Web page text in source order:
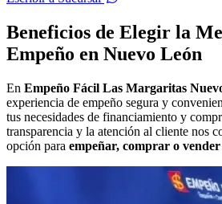
Beneficios de Elegir la
Empeño en Nuevo León
En Empeño Fácil Las Margaritas
experiencia de empeño segura y
tus necesidades de financiamiento y
transparencia y la atención al cliente nos
opción para empeñar, comprar o vender